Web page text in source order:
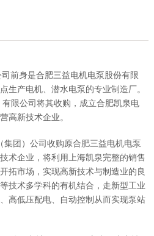
前身是合肥三益电机电泵股份有限
生产电机、潜水电泵的专业制造厂。
限公司将其收购，成立合肥凯泉电
高新技术企业。
团）公司收购原合肥三益电机电泵
术企业，将利用上海凯泉完整的销售
拓市场，实现高新技术与制造业的良
技术多学科的有机结合，走新型工业
高低压配电、自动控制从而实现泵站